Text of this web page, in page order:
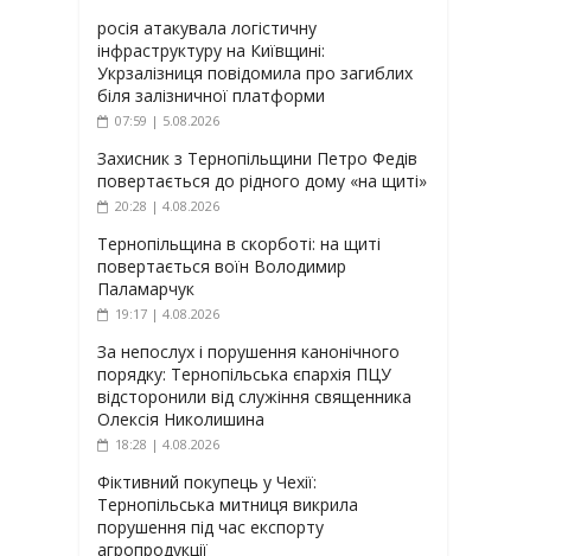
росія атакувала логістичну
інфраструктуру на Київщині:
Укрзалізниця повідомила про загиблих
біля залізничної платформи
07:59 | 5.08.2026
Захисник з Тернопільщини Петро Федів
повертається до рідного дому «на щиті»
20:28 | 4.08.2026
Тернопільщина в скорботі: на щиті
повертається воїн Володимир
Паламарчук
19:17 | 4.08.2026
За непослух і порушення канонічного
порядку: Тернопільська єпархія ПЦУ
відсторонили від служіння священника
Олексія Николишина
18:28 | 4.08.2026
Фіктивний покупець у Чехії:
Тернопільська митниця викрила
порушення під час експорту
агропродукції